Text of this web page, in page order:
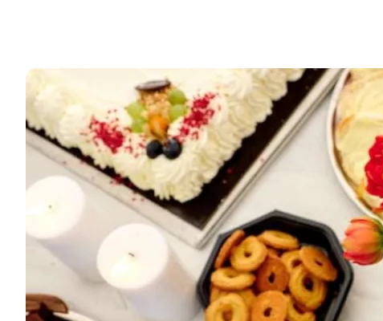
So schmeckt Sønderjylland!